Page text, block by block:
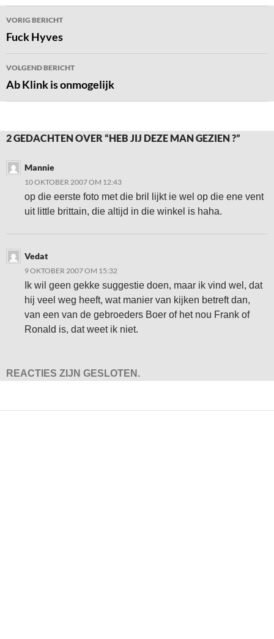
Bericht
navigatie
VORIG BERICHT
Fuck Hyves
VOLGEND BERICHT
Ab Klink is onmogelijk
2 GEDACHTEN OVER “HEB JIJ DEZE MAN GEZIEN ?”
Mannie
10 OKTOBER 2007 OM 12:43
op die eerste foto met die bril lijkt ie wel op die ene vent
uit little brittain, die altijd in die winkel is haha.
Vedat
9 OKTOBER 2007 OM 15:32
Ik wil geen gekke suggestie doen, maar ik vind wel, dat
hij veel weg heeft, wat manier van kijken betreft dan,
van een van de gebroeders Boer of het nou Frank of
Ronald is, dat weet ik niet.
REACTIES ZIJN GESLOTEN.